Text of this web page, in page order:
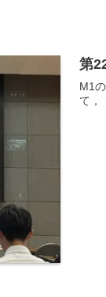
第
M1
て，